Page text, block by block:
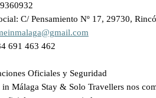
C/ Pensamiento Nº 17, 29730,
691 463 462
Oficiales y Seguridad
Málaga Stay & Solo Travellers nos